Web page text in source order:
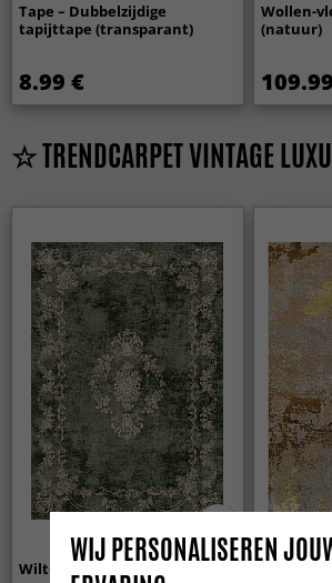
Tape – Dubbelzijdige
tapijttape (transparant)
8.99 €
Wollen-
(natuur)
☆ TRENDCARPET VINTAGE
Wilton - Taknis (groen) Wilton -
WIJ PERSONALISEREN